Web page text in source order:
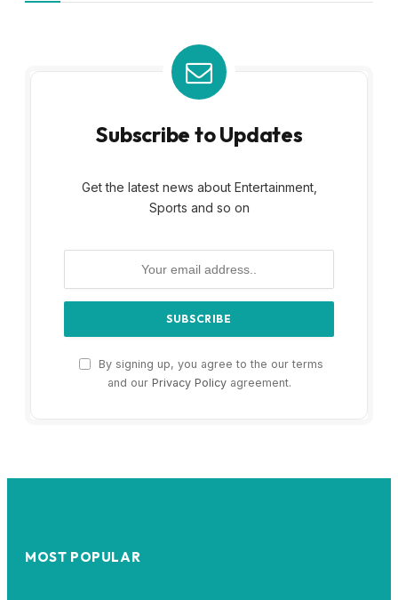
Subscribe to Updates
Get the latest news about Entertainment,
Sports and so on
By signing up, you agree to the our terms
and our Privacy Policyagreement.
MOST POPULAR